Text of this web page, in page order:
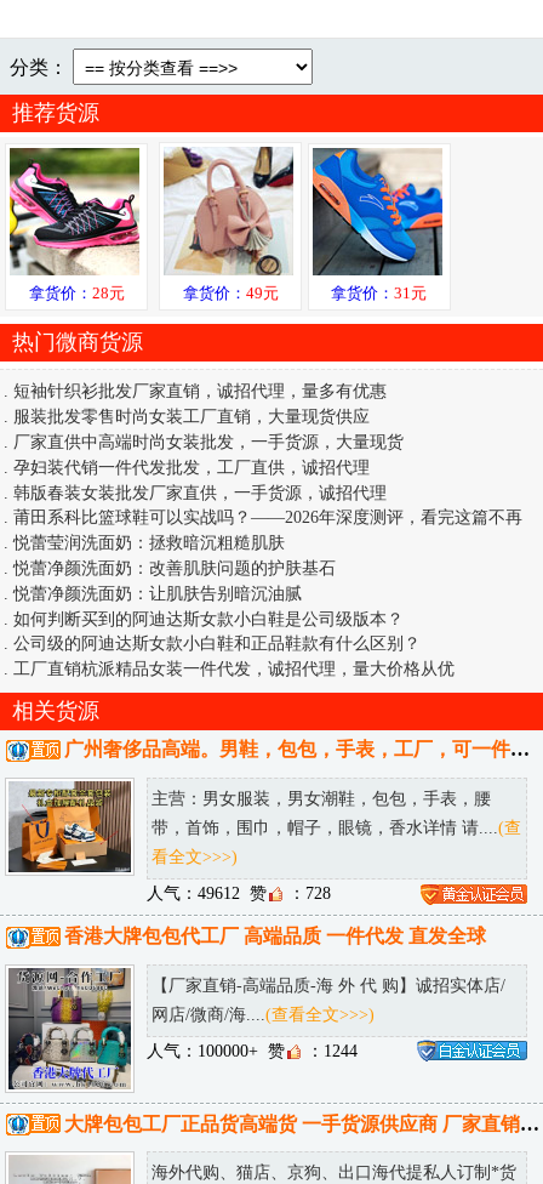
分类：
推荐货源
拿货价： 28元 拿货价： 49元 拿货价：31元
热门微商货源
.短袖针织衫批发厂家直销，诚招代理，量多有优惠
服装批发零售时尚女装工厂直销，大量现货供应
厂家直供中高端时尚女装批发，一手货源，大量现货
.孕妇装代销一件代发批发，工厂直供，诚招代理
.韩版春装女装批发厂家直供，一手货源，诚招代理
.莆田系科比篮球鞋可以实战吗？——2026年深度测评，看完这篇不再
.悦蕾莹润洗面奶：拯救暗沉粗糙肌肤
.悦蕾净颜洗面奶：改善肌肤问题的护肤基石
.悦蕾净颜洗面奶：让肌肤告别暗沉油腻
.如何判断买到的阿迪达斯女款小白鞋是公司级版本？
.公司级的阿迪达斯女款小白鞋和正品鞋款有什么区别？
工厂直销杭派精品女装一件代发，诚招代理，量大价格从优
相关货源
广州奢侈品高端。男鞋，包包，手表，工厂，可一件代发，可发送全国。
主营：男女服装，男女潮鞋，包包，手表，腰
带，首饰，围巾，帽子，眼镜，香水详情 请.... (查
看全文>>>)
人气：49612 赞 ：728
香港大牌包包代工厂 高端品质 一件代发 直发全球
【厂家直销-高端品质-海 外 代 购】诚招实体店/
网店/微商/海.... (查看全文>>>)
人气：100000+ 赞 ：1244
大牌包包工厂正品货高端货 一手货源供应商 厂家直销 可邮全球！
海外代购、猫店、京狗、出口海代提私人订制*货